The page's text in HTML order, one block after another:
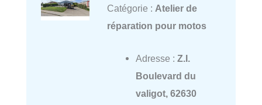
Catégorie : Atelier de
réparation pour motos
Adresse : Z.I.
Boulevard du
valigot, 62630